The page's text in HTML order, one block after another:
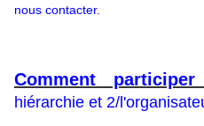
nous contacter.
Comment
hiérarchie et 2/